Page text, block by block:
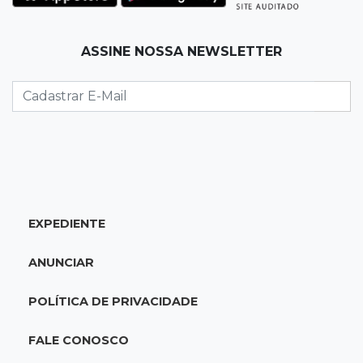
Pantanal treina em Goiânia antes de jogo que
Remo busca empate com Atlético-MG e segue
na zona de rebaixamento
Caminhão tomba e trava trânsito após
ASSINE NOSSA NEWSLETTER
EXPEDIENTE
ANUNCIAR
POLÍTICA DE PRIVACIDADE
FALE CONOSCO